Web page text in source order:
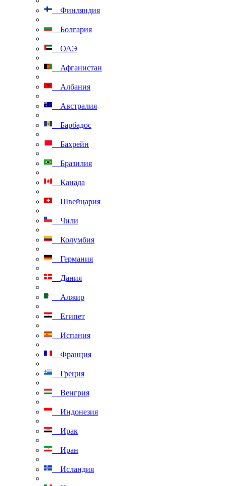
Финляндия
Болгария
ОАЭ
Афганистан
Албания
Австралия
Барбадос
Бахрейн
Бразилия
Канада
Швейцария
Чили
Колумбия
Германия
Дания
Алжир
Египет
Испания
Франция
Греция
Венгрия
Индонезия
Ирак
Иран
Исландия